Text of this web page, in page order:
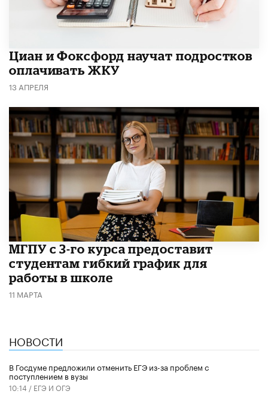
Циан и Фоксфорд научат подростков
оплачивать ЖКУ
13 АПРЕЛЯ
МГПУ с 3-го курса предоставит
студентам гибкий график для
работы в школе
11 МАРТА
НОВОСТИ
В Госдуме предложили отменить ЕГЭ из-за проблем с
поступлением в вузы
10:14 / ЕГЭ И ОГЭ